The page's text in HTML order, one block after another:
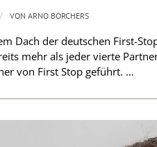
Dach der deutschen First-
mehr als jeder vierte
von First Stop geführt. …
/ VON ARNO BORCHERS